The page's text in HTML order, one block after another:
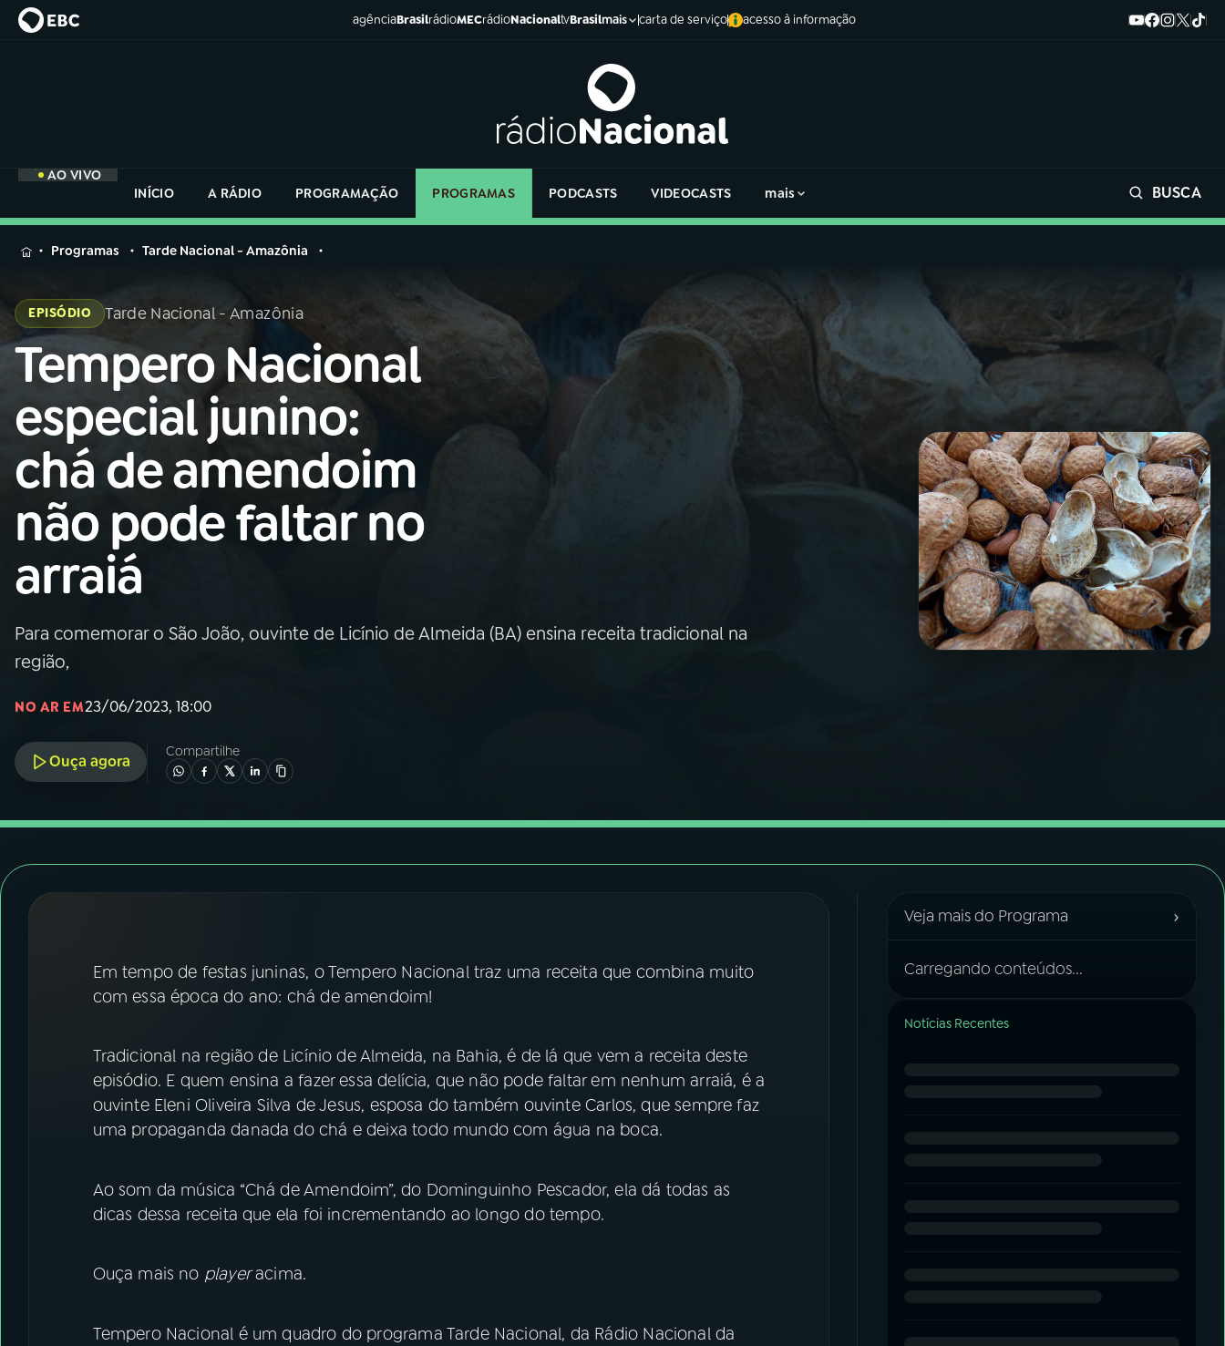
agênciaBrasilrádioMECrádioNacionaltvBrasilmais carta de serviço acesso à informação
AO VIVO
INÍCIO
A RÁDIO PROGRAMAÇÃO PROGRAMAS PODCASTS VIDEOCASTS mais BUSCA
MENU
Buscar
na
Rádio
Nacional
AO VIVO
01 INÍCIO
02 A RÁDIO
03PROGRAMAÇÃO
04PROGRAMAS
05 PODCASTS
06VIDEOCASTS
07ÚLTIMAS
YouTube Facebook
na
Rádio
Nacional
Programas Tarde Nacional - Amazônia
EPISÓDIO Tarde Nacional - Amazônia
Tempero Nacional
especial junino:
chá de amendoim
não pode faltar no
arraiá
Para comemorar o São João, ouvinte de Licínio de Almeida (BA) ensina receita tradicional na
região,
NO AR EM23/06/2023, 18:00
Ouça agora
Compartilhe
Em tempo de festas juninas, o Tempero Nacional traz uma receita que combina muito
com essa época do ano: chá de amendoim!
Tradicional na região de Licínio de Almeida, na Bahia, é de lá que vem a receita deste
episódio. E quem ensina a fazer essa delícia, que não pode faltar em nenhum arraiá, é a
ouvinte Eleni Oliveira Silva de Jesus, esposa do também ouvinte Carlos, que sempre faz
uma propaganda danada do chá e deixa todo mundo com água na boca.
Ao som da música “Chá de Amendoim”, do Dominguinho Pescador, ela dá todas as
dicas dessa receita que ela foi incrementando ao longo do tempo.
Ouça mais no playeracima.
Tempero Nacional é um quadro do programa Tarde Nacional, da Rádio Nacional da
Veja mais do Programa ›
Carregando conteúdos...
Notícias Recentes